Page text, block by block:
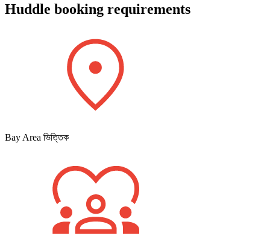
Huddle booking requirements
Bay Area ভিত্তিক